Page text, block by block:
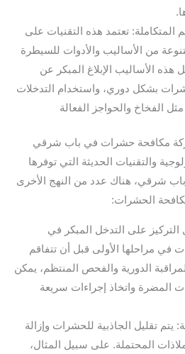
المتكاملة: تعتمد هذه التقنيات على
من الأساليب والأدوات للسيطرة
الأساليب الإبلاغ المبكر عن
بشكل دوري، واستخدام التدخلات
مثل الفخاخ والحواجز الفعالة
شركة مكافحة حشرات في باب شرقي
والتقنيات الحديثة التي توفرها
شرقي، هناك عدد من النهج الأخرى
الحشرات:
التركيز على التدخل المبكر في
في مراحلها الأولى قبل أن تتفاقم
الدورية والفحص المنتظم، يمكن
المضرة واتخاذ إجراءات سريعة
يتم تقليل الجاذبية للحشرات وإزالة
المحتملة. على سبيل المثال،